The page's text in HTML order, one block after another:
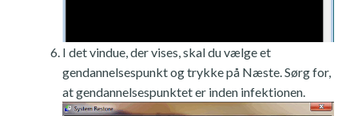
I det vindue, der vises, skal du vælge et
gendannelsespunkt og trykke på Næste. Sørg for,
at gendannelsespunktet er inden infektionen.